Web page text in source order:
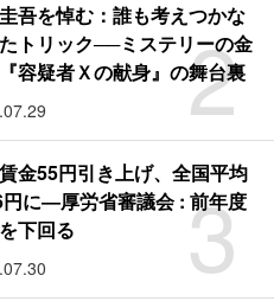
2
吾を悼む：誰も考えつかな
トリック──ミステリーの金
容疑者Ｘの献身』の舞台裏
3
金55円引き上げ、全国平均
円に―厚労省審議会 : 前年度
下回る